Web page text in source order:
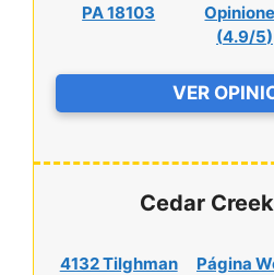
PA 18103
(4.9/5)
VER
Cedar
4132 Tilghman
Página